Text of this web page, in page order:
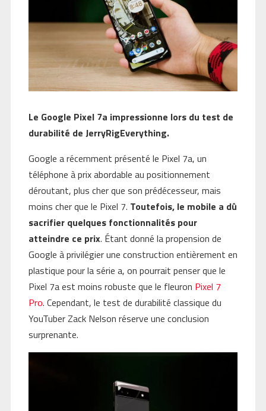
Le Google Pixel 7a impressionne lors du test de
durabilité de JerryRigEverything.
Google a récemment présenté le Pixel 7a, un
téléphone à prix abordable au positionnement
déroutant, plus cher que son prédécesseur, mais
moins cher que le Pixel 7. Toutefois, le mobile a dû
sacrifier quelques fonctionnalités pour
atteindre ce prix. Étant donné la propension de
Google à privilégier une construction entièrement en
plastique pour la série a, on pourrait penser que le
Pixel 7a est moins robuste que le fleuron Pixel 7
Pro. Cependant, le test de durabilité classique du
YouTuber Zack Nelson réserve une conclusion
surprenante.